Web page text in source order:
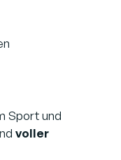
Sport und
voller